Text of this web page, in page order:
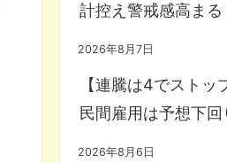
計控え警戒感高まる
2026年8月7日
【連騰は4でストッ
民間雇用は予想下
2026年8月6日